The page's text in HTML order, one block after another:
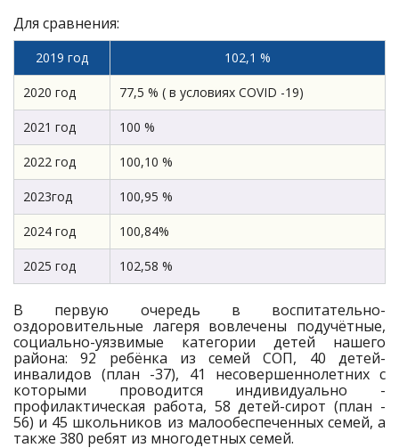
Для сравнения:
2019 год 102,1 %
2020 год 77,5 % ( в условиях COVID -19)
2021 год 100 %
2022 год 100,10 %
2023год 100,95 %
2024 год 100,84%
2025 год 102,58 %
В первую очередь в воспитательно-
оздоровительные лагеря вовлечены подучётные,
социально-уязвимые категории детей нашего
района: 92 ребёнка из семей СОП, 40 детей-
инвалидов (план -37), 41 несовершеннолетних с
которыми проводится индивидуально -
профилактическая работа, 58 детей-сирот (план -
56) и 45 школьников из малообеспеченных семей, а
также 380 ребят из многодетных семей.